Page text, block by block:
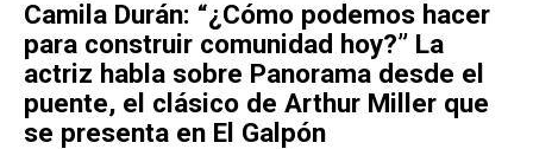
Camila Durán: “¿Cómo podemos hacer
para construir comunidad hoy?” La
actriz habla sobre Panorama desde el
puente, el clásico de Arthur Miller que
se presenta en El Galpón